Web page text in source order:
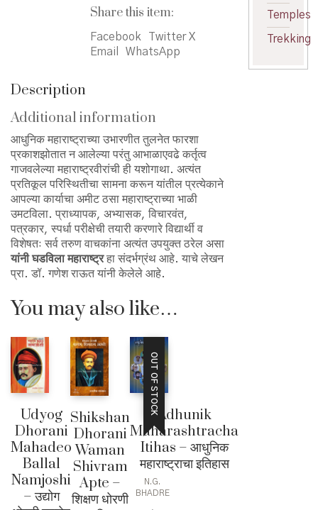
महाराष्ट्र
Share this item:
Facebook
Twitter X
Email
WhatsApp
Description
Additional information
आधुनिक महाराष्ट्राच्या उभारणीत तुलनेत फारशा
प्रकाशझोतात न आलेल्या परंतु आभाळाएवढे कर्तृत्व
गाजवलेल्या महाराष्ट्रवीरांची ही यशोगाथा. अत्यंत
प्रतिकूल परिस्थितीचा सामना करून यांतील प्रत्येकाने
आपल्या कार्याचा अमीट ठसा महाराष्ट्राच्या भाळी
उमटविला. प्राध्यापक, अभ्यासक, विचारवंत,
पत्रकार, स्पर्धा परीक्षेची तयारी करणारे विद्यार्थी व
विशेषतः सर्व तरुण वाचकांना अत्यंत उपयुक्त ठरेल असा
यांनी घडविला महाराष्ट्रहा संदर्भग्रंथ आहे. याचे लेखन
प्रा. डॉ. गणेश राऊत यांनी केलेले आहे.
You may also like…
Udyog
Dhorani
Mahadeo
Ballal
Namjoshi
– उद्योग
Shikshan
Dhorani
Waman
Shivram
Apte –
शिक्षण धोरणी
OUT OF STOCKAdhunik
Maharashtracha
Itihas – आधुनिक
महाराष्ट्राचा इतिहास
N.G.
BHADRE
,
Temples
Trekking